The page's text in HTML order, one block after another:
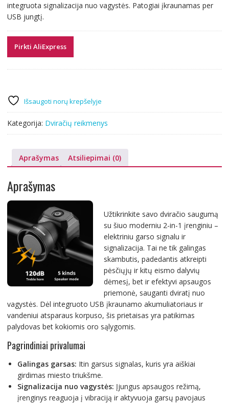
integruota signalizacija nuo vagystės. Patogiai įkraunamas per
USB jungtį.
Pirkti AliExpress
Išsaugoti norų krepšelyje
Kategorija: Dviračių reikmenys
Aprašymas Atsiliepimai (0)
Aprašymas
Užtikrinkite savo dviračio saugumą
su šiuo moderniu 2-in-1 įrenginiu –
elektriniu garso signalu ir
signalizacija. Tai ne tik galingas
skambutis, padedantis atkreipti
pėsčiųjų ir kitų eismo dalyvių
dėmesį, bet ir efektyvi apsaugos
priemonė, sauganti dviratį nuo
vagystės. Dėl integruoto USB įkraunamo akumuliatoriaus ir
vandeniui atsparaus korpuso, šis prietaisas yra patikimas
palydovas bet kokiomis oro sąlygomis.
Pagrindiniai privalumai
Galingas garsas: Itin garsus signalas, kuris yra aiškiai
girdimas miesto triukšme.
Signalizacija nuo vagystės: Įjungus apsaugos režimą,
įrenginys reaguoja į vibraciją ir aktyvuoja garsų pavojaus